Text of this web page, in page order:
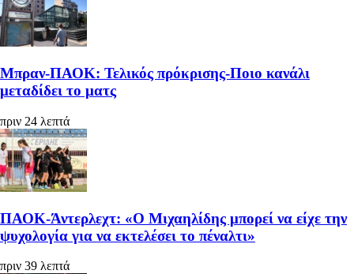
Μπραν-ΠΑΟΚ: Τελικός πρόκρισης-Ποιο κανάλι
μεταδίδει το ματς
πριν 24 λεπτά
ΠΑΟΚ-Άντερλεχτ: «Ο Μιχαηλίδης μπορεί να είχε την
ψυχολογία για να εκτελέσει το πέναλτι»
πριν 39 λεπτά